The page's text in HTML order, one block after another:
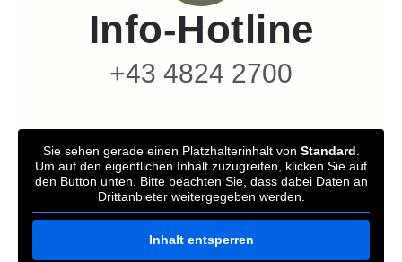
Info-Hotline
+43 4824 2700
Sie sehen gerade einen Platzhalterinhalt von Standard
Um auf den eigentlichen Inhalt zuzugreifen, klicken Sie auf
den Button unten. Bitte beachten Sie, dass dabei Daten an
Drittanbieter weitergegeben werden.
Inhalt entsperren